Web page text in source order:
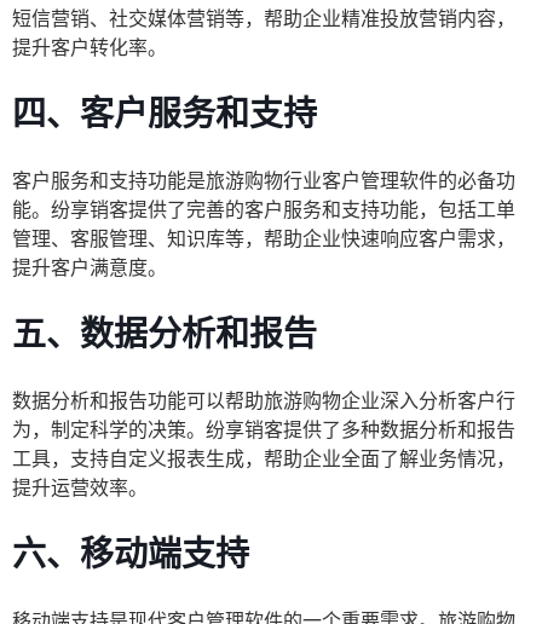
短信营销、社交媒体营销等，帮助企业精准投放营销内容，
提升客户转化率。
四、 客户服务和支持
客户服务和支持功能是旅游购物行业客户管理软件的必备功
能。纷享销客提供了完善的客户服务和支持功能，包括工单
管理、客服管理、知识库等，帮助企业快速响应客户需求，
提升客户满意度。
五、 数据分析和报告
数据分析和报告功能可以帮助旅游购物企业深入分析客户行
为，制定科学的决策。纷享销客提供了多种数据分析和报告
工具，支持自定义报表生成，帮助企业全面了解业务情况，
提升运营效率。
六、 移动端支持